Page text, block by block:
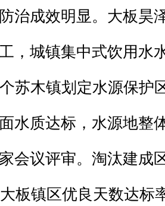
成效明显。大板昊
，城镇集中式饮用水
苏木镇划定水源保护
水质达标，水源地整
会议评审。淘汰建成
板镇区优良天数达标